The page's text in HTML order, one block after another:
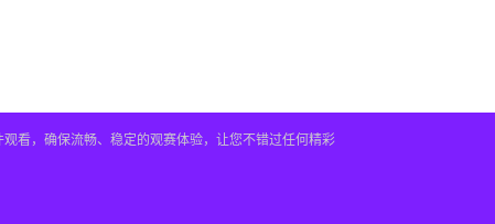
看，确保流畅、稳定的观赛体验，让您不错过任何精彩